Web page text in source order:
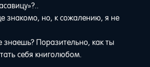
знакомо, но, к сожалению, я не
Поразительно, как ты
себя книголюбом.